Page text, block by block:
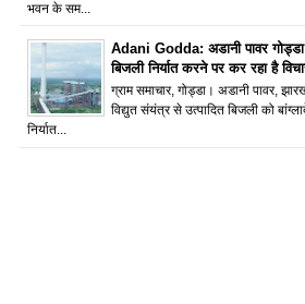
भवन के सम...
Adani Godda: अडानी पावर
बिजली निर्यात करने पर कर रहा है
ग्राम समाचार, गोड्डा। अडानी पावर,
विद्युत संयंत्र से उत्पादित बिजली को
निर्यात...